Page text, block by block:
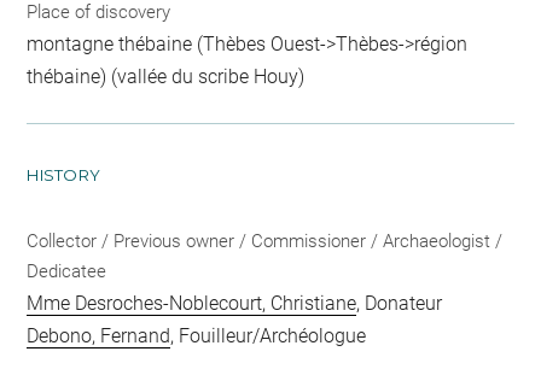
Place of discovery
montagne thébaine (Thèbes Ouest->Thèbes->région
thébaine) (vallée du scribe Houy)
HISTORY
Collector / Previous owner / Commissioner / Archaeologist /
Dedicatee
Mme Desroches-Noblecourt, Christiane, Donateur
Debono, Fernand, Fouilleur/Archéologue